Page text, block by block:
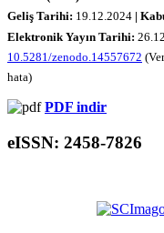
Geliş Tarihi: 19.12.2024 |
Elektronik Yayın Tarihi: 26
10.5281/zenodo.14557672
hata)
PDF indir
eISSN: 2458-7826